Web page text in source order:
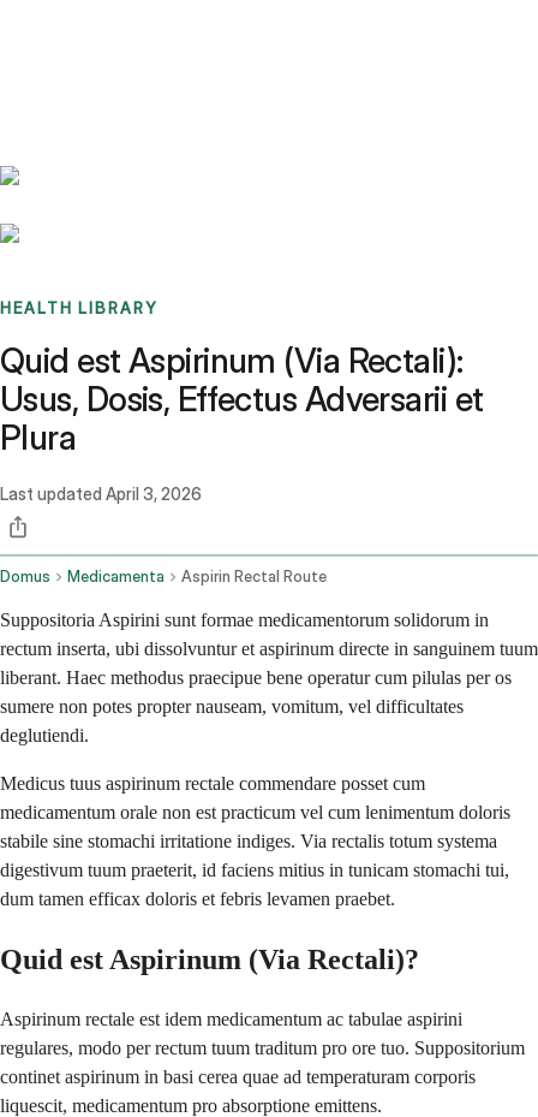
HEALTH LIBRARY
Quid est Aspirinum (Via Rectali):
Usus, Dosis, Effectus Adversarii et
Plura
Last updated April 3, 2026
Domus Medicamenta Aspirin Rectal Route
Suppositoria Aspirini sunt formae medicamentorum solidorum in
rectum inserta, ubi dissolvuntur et aspirinum directe in sanguinem tuum
liberant. Haec methodus praecipue bene operatur cum pilulas per os
sumere non potes propter nauseam, vomitum, vel difficultates
deglutiendi.
Medicus tuus aspirinum rectale commendare posset cum
medicamentum orale non est practicum vel cum lenimentum doloris
stabile sine stomachi irritatione indiges. Via rectalis totum systema
digestivum tuum praeterit, id faciens mitius in tunicam stomachi tui,
dum tamen efficax doloris et febris levamen praebet.
Quid est Aspirinum (Via Rectali)?
Aspirinum rectale est idem medicamentum ac tabulae aspirini
regulares, modo per rectum tuum traditum pro ore tuo. Suppositorium
continet aspirinum in basi cerea quae ad temperaturam corporis
liquescit, medicamentum pro absorptione emittens.